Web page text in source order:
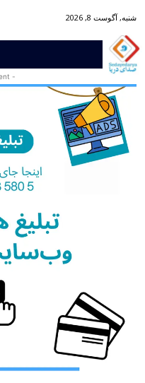
شنبه, آگوست 8, 2026
- Advertisment -